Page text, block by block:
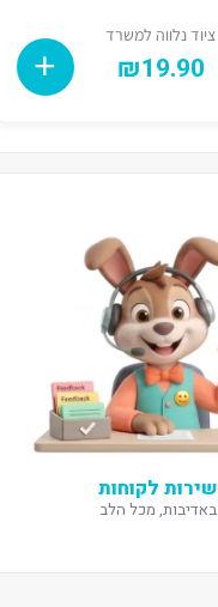
ציוד נלווה למשרד
₪19.90
שירות לקוחות
באדיבות, מכל הלב